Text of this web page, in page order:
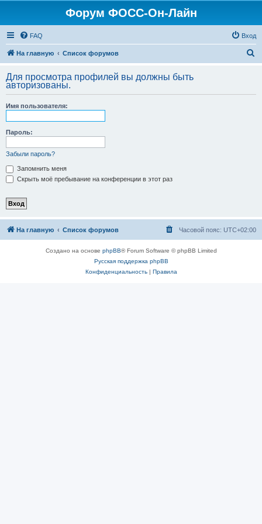
Форум ФОСС-Он-Лайн
FAQ Вход
На главную Список форумов
с
Для просмотра профилей вы должны быть
авторизованы.
Имя пользователя:
Пароль:
Забыли пароль?
Запомнить меня
Скрыть моё пребывание на конференции в этот раз
На главную Список форумов Часовой пояс: UTC+02:00
Создано на основе phpBB® Forum Software © phpBB Limited
Русская поддержка phpBB
Конфиденциальность| Правила